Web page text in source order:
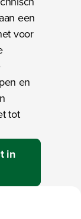
een
voor
en
tot
in